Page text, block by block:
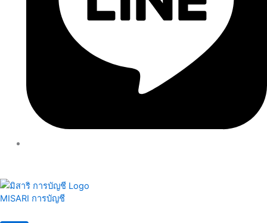
MISARI การบัญชี